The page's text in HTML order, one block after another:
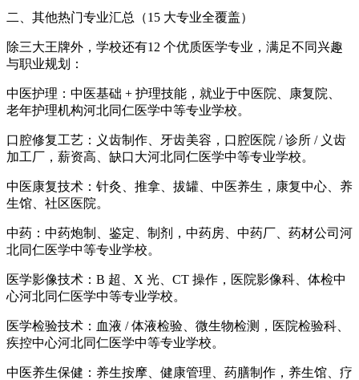
二、其他热门专业汇总（15 大专业全覆盖）
除三大王牌外，学校还有12 个优质医学专业，满足不同兴趣
与职业规划：
中医护理：中医基础 + 护理技能，就业于中医院、康复院、
老年护理机构河北同仁医学中等专业学校。
口腔修复工艺：义齿制作、牙齿美容，口腔医院 / 诊所 / 义齿
加工厂，薪资高、缺口大河北同仁医学中等专业学校。
中医康复技术：针灸、推拿、拔罐、中医养生，康复中心、养
生馆、社区医院。
中药：中药炮制、鉴定、制剂，中药房、中药厂、药材公司河
北同仁医学中等专业学校。
医学影像技术：B 超、X 光、CT 操作，医院影像科、体检中
心河北同仁医学中等专业学校。
医学检验技术：血液 / 体液检验、微生物检测，医院检验科、
疾控中心河北同仁医学中等专业学校。
中医养生保健：养生按摩、健康管理、药膳制作，养生馆、疗